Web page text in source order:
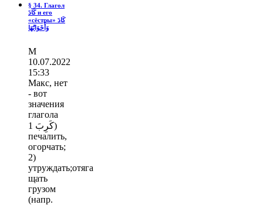
§ 34. Глагол
كَادَ и его
«сёстры» كَادَ
وَأَخَوَاتُهَا
М
10.07.2022
15:33
Макс, нет
- вот
значения
глагола
كَرِبَ 1)
печалить,
огорчать;
2)
утруждать;отяга
щать
грузом
(напр.